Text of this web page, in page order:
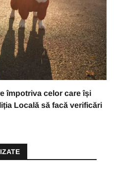
împotriva celor care își
Locală să facă verificări